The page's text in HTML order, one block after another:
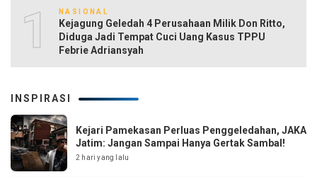
10NASIONAL
Kejagung Geledah 4 Perusahaan Milik Don Ritto,
Diduga Jadi Tempat Cuci Uang Kasus TPPU
Febrie Adriansyah
INSPIRASI
Kejari Pamekasan Perluas Penggeledahan, JAKA
Jatim: Jangan Sampai Hanya Gertak Sambal!
2 hari yang lalu